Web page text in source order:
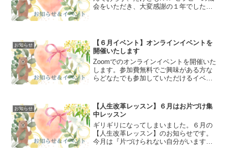
会をいただき、大変感謝の１年でした。
っていました。そし...
お知らせ
【６月イベント】オンラインイベントを
開催いたします
Zoomでのオンラインイベントを開催いた
します。参加費無料でご興味がある方な
らどなたでも参加していただけるイベン
～22時頃まで■当日の流れ最初に簡単な自
己...
お知らせ
【人生改革レッスン】６月はお片づけ集
中レッスン
ギリギリになってしまいました。６月の
【人生改革レッスン】のお知らせです。
今月は『片づけられない自分がいますぐ